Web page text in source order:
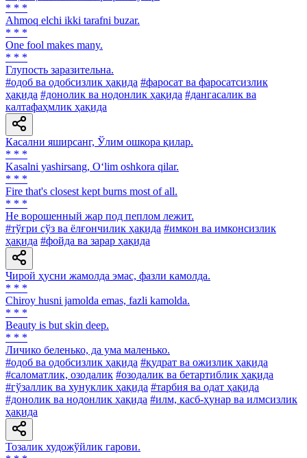
* * *
Ahmoq elchi ikki tarafni buzar.
* * *
One fool makes many.
* * *
Глупость заразительна.
#одоб ва одобсизлик ҳақида #фаросат ва фаросатсизлик
ҳақида #донолик ва нодонлик ҳақида #дангасалик ва
калтафаҳмлик ҳақида
Касални яширсанг, Ўлим ошкора қилар.
* * *
Kasalni yashirsang, O‘lim oshkora qilar.
* * *
Fire that's closest kept burns most of all.
* * *
He ворошенный жар под пеплом лежит.
#тўғри сўз ва ёлғончилик ҳақида #имкон ва имконсизлик
ҳақида #фойда ва зарар ҳақида
Чирой ҳусни жамолда эмас, фазли камолда.
* * *
Chiroy husni jamolda emas, fazli kamolda.
* * *
Beauty is but skin deep.
* * *
Личико беленько, да ума маленько.
#одоб ва одобсизлик ҳақида #қудрат ва ожизлик ҳақида
#саломатлик, озодалик #озодалик ва бетартиблик ҳақида
#гўзаллик ва хунуклик ҳақида #тарбия ва одат ҳақида
#донолик ва нодонлик ҳақида #илм, касб-ҳунар ва илмсизлик
ҳақида
Тозалик художўйлик гарови.